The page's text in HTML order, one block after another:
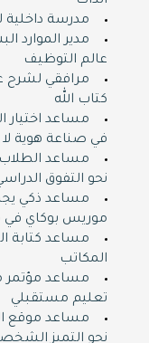
مدرسة داخلية
مدير الموارد
عالم التوظيف
مرافقي لشرح
كتاب الله
مساعد اختيار
في صناعة هوية
مساعد الطلاب
نحو التفوق
مساعد ذكي
موريس بوكاي في
مساعد كتابة
المكاتب
مساعد مؤتمر
تعليم مستقبلي
مساعد موقع
نحو التميز